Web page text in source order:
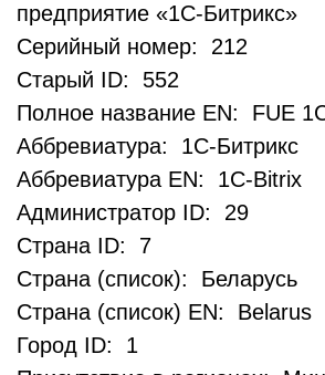
предприятие «1С-Битрикс»
Серийный номер: 212
Старый ID: 552
Полное название EN: FUE
Аббревиатура: 1С-Битрикс
Аббревиатура EN: 1C-Bitrix
Администратор ID: 29
Страна ID: 7
Страна (список): Беларусь
Страна (список) EN: Belarus
Город ID: 1